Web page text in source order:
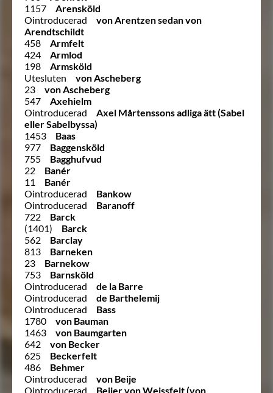
1157
Arensköld
Ointroducerad
von Arentzen sedan von
Arendtschildt
458
Armfelt
424
Armlod
198
Armsköld
Utesluten
von Ascheberg
23
von Ascheberg
547
Axehielm
Ointroducerad
Axel Mårtenssons adliga ätt (Sabel
eller Sabelbyssa)
1453
Baas
977
Baggensköld
755
Bagghufvud
22
Banér
11
Banér
Ointroducerad
Bankow
Ointroducerad
Baranoff
722
Barck
(1401)
Barck
562
Barclay
813
Barneken
23
Barnekow
753
Barnsköld
Ointroducerad
de la Barre
Ointroducerad
de Barthelemij
Ointroducerad
Bass
1780
von Bauman
1463
von Baumgarten
642
von Becker
625
Beckerfelt
486
Behmer
Ointroducerad
von Beije
Ointroducerad
Beijer von Weissfelt (von